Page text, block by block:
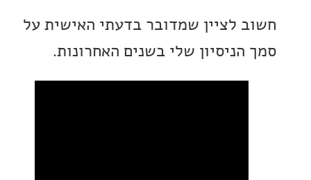
לציין שמדובר בדעתי האישית על
שלי בשנים האחרונות.